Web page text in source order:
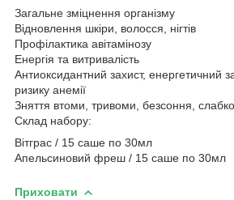
Загальне зміцнення організму
Відновлення шкіри, волосся, нігтів
Профілактика авітамінозу
Енергія та витривалість
Антиоксидантний захист, енергетичний
ризику анемії
Зняття втоми, тривоми, безсоння,
Склад набору:
Вітграс / 15 саше по 30мл
Апельсиновий фреш / 15 саше по 30мл
Приховати